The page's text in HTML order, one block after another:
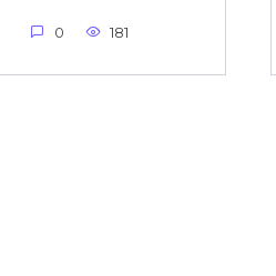
0 181